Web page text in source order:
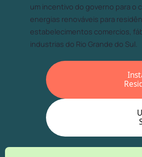
um incentivo do governo para o
energias renováveis para
estabelecimentos comercios,
industrias do Rio Grande do Sul.